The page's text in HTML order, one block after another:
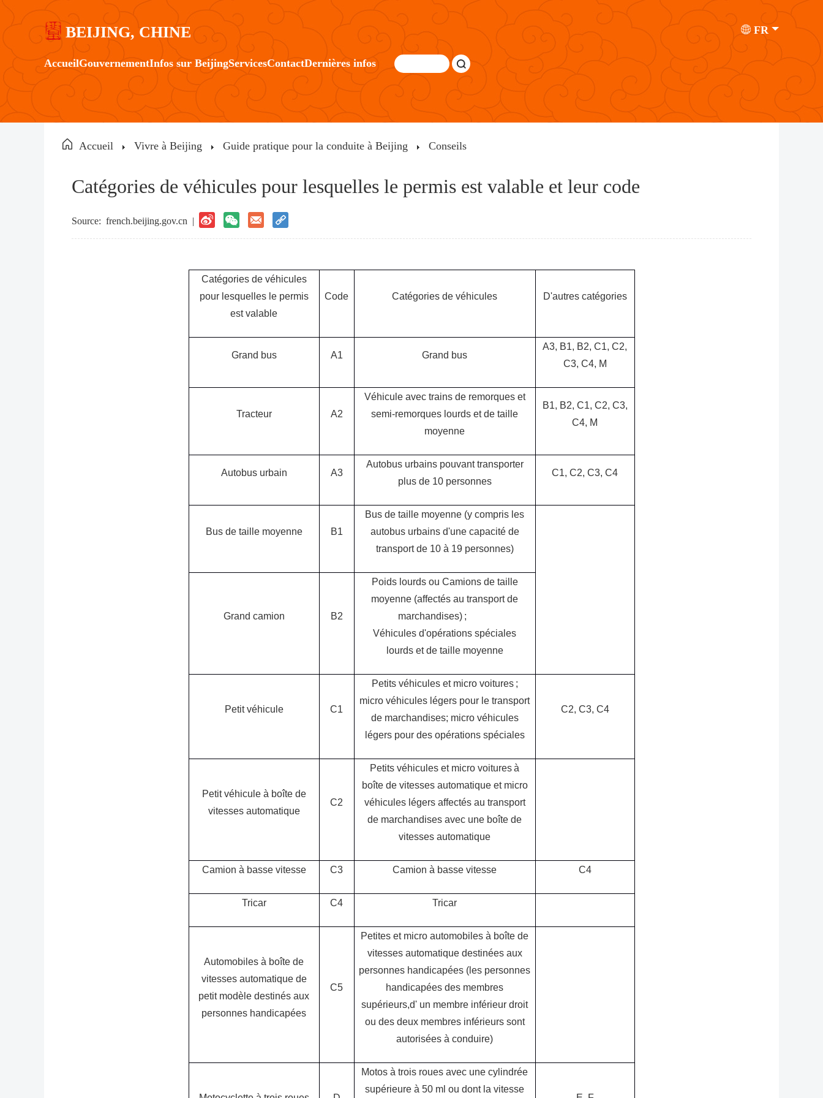
BEIJING, CHINE FR
AccueilGouvernementInfos sur BeijingServicesContactDernières infos
Accueil Vivre à Beijing Guide pratique pour la conduite à Beijing Conseils
Catégories de véhicules pour lesquelles le permis est valable et leur code
Source: french.beijing.gov.cn |
Catégories de véhicules
pour lesquelles le permis
est valable
Code Catégories de véhicules D'autres catégories
Grand bus A1 Grand bus
A3, B1, B2, C1, C2,
C3, C4, M
Tracteur A2
Véhicule avec trains de remorques et
semi-remorques lourds et de taille
moyenne
B1, B2, C1, C2, C3,
C4, M
Autobus urbain A3
Autobus urbains pouvant transporter
plus de 10 personnes
C1, C2, C3, C4
Bus de taille moyenne B1
Bus de taille moyenne (y compris les
autobus urbains d'une capacité de
transport de 10 à 19 personnes)
Grand camion B2
Poids lourds ou Camions de taille
moyenne (affectés au transport de
marchandises) ;
Véhicules d'opérations spéciales
lourds et de taille moyenne
Petit véhicule C1
Petits véhicules et micro voitures ;
micro véhicules légers pour le transport
de marchandises; micro véhicules
légers pour des opérations spéciales
C2, C3, C4
Petit véhicule à boîte de
vitesses automatique
C2
Petits véhicules et micro voitures à
boîte de vitesses automatique et micro
véhicules légers affectés au transport
de marchandises avec une boîte de
vitesses automatique
Camion à basse vitesse C3 Camion à basse vitesse C4
Tricar C4 Tricar
Automobiles à boîte de
vitesses automatique de
petit modèle destinés aux
personnes handicapées
C5
Petites et micro automobiles à boîte de
vitesses automatique destinées aux
personnes handicapées (les personnes
handicapées des membres
supérieurs,d' un membre inférieur droit
ou des deux membres inférieurs sont
autorisées à conduire)
Motos à trois roues avec une cylindrée
supérieure à 50 ml ou dont la vitesse